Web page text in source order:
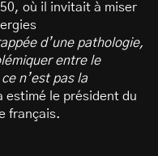
où il invitait à miser
d’une pathologie,
entre le
n’est pas la
estimé le président du
français.